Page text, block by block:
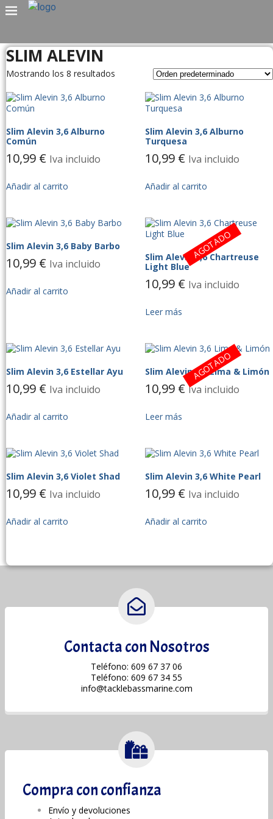
SLIM ALEVIN
Mostrando los 8 resultados
Slim Alevin 3,6 Alburno
Común
10,99 € Iva incluido
Añadir al carrito
Slim Alevin 3,6 Alburno
Turquesa
10,99 € Iva incluido
Añadir al carrito
Slim Alevin 3,6 Baby Barbo
10,99 € Iva incluido
Añadir al carrito
Slim Alevin 3,6 Chartreuse
Light Blue
10,99 € Iva incluido
Leer más
AGOTADO
Slim Alevin 3,6 Estellar Ayu
10,99 € Iva incluido
Añadir al carrito
Slim Alevin 3,6 Lima & Limón
10,99 € Iva incluido
Leer más
AGOTADO
Slim Alevin 3,6 Violet Shad
10,99 € Iva incluido
Añadir al carrito
Slim Alevin 3,6 White Pearl
10,99 € Iva incluido
Añadir al carrito
Contacta con Nosotros
Teléfono: 609 67 37 06
Teléfono: 609 67 34 55
info@tacklebassmarine.com
Compra con confianza
Envío y devoluciones